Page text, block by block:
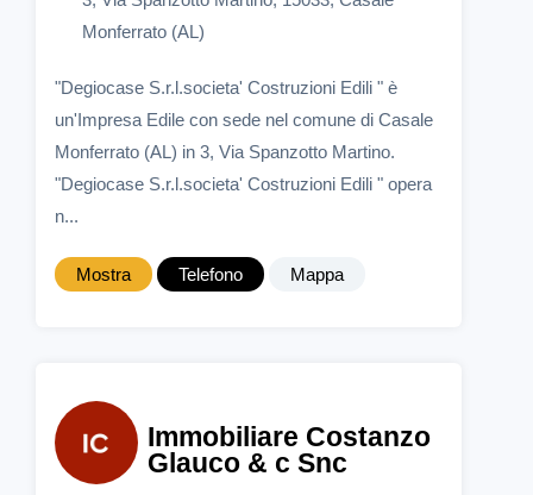
Monferrato (AL)
"Degiocase S.r.l.societa' Costruzioni Edili " è
un'Impresa Edile con sede nel comune di Casale
Monferrato (AL) in 3, Via Spanzotto Martino.
"Degiocase S.r.l.societa' Costruzioni Edili " opera
n...
Mostra Telefono Mappa
Immobiliare Costanzo
Glauco & c Snc